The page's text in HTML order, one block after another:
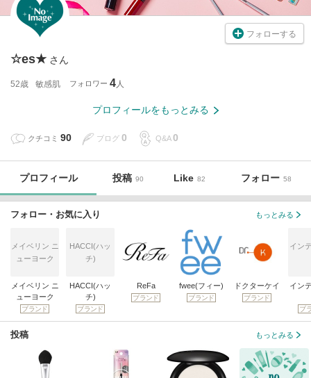
フォローする
☆es★ さん
52歳 敏感肌 フォロワー 4
プロフィールをもっとみる
クチコミ 90 ブログ 0 Q&A 0
プロフィール 投稿 90 Like 82 フォロー 58
フォロー・お気に入り もっとみる
メイベリン ニ
ューヨーク
メイベリン ニ
ューヨーク
ブランド
HACCI(ハッ
チ)
HACCI(ハッ
チ)
ブランド
ReFa
ブランド
fwee(フィー)
ブランド
ドクターケイ
ブランド
イン
イン
ブ
投稿 もっとみる